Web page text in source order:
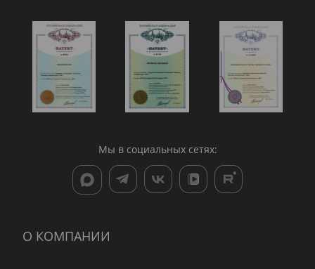
Мы в социальных сетях:
О КОМПАНИИ